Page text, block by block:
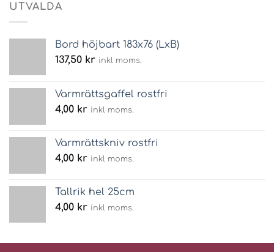
UTVALDA
Bord höjbart 183x76 (LxB)
137,50 kr inkl moms.
Varmrättsgaffel rostfri
4,00 kr inkl moms.
Varmrättskniv rostfri
4,00 kr inkl moms.
Tallrik hel 25cm
4,00 kr inkl moms.